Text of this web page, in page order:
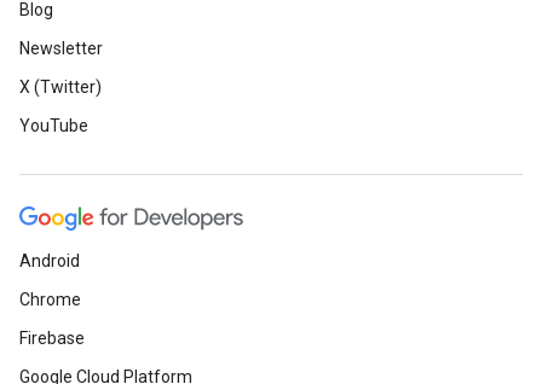
Blog
Newsletter
X (Twitter)
YouTube
Android
Chrome
Firebase
Google Cloud Platform